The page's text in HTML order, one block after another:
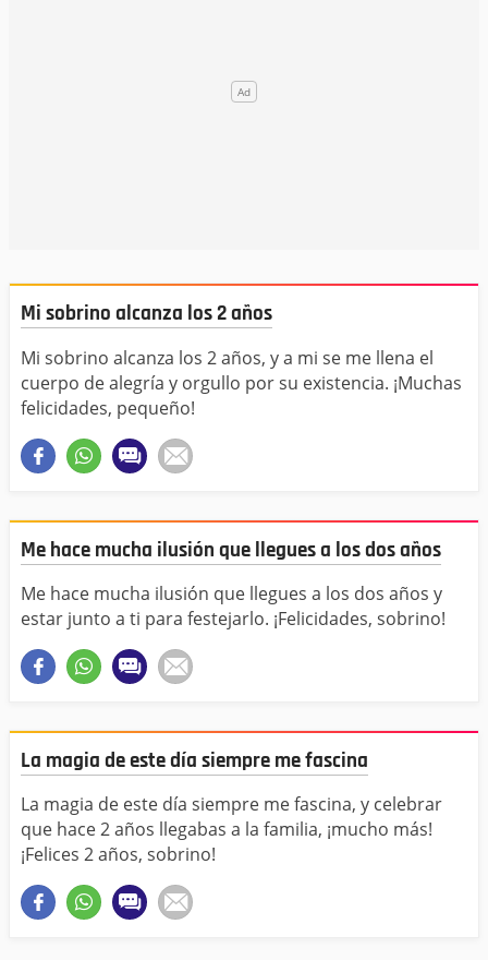
Mi sobrino alcanza los 2 años
Mi sobrino alcanza los 2 años, y a mi se me llena el
cuerpo de alegría y orgullo por su existencia. ¡Muchas
felicidades, pequeño!
Me hace mucha ilusión que llegues a los dos años
Me hace mucha ilusión que llegues a los dos años y
estar junto a ti para festejarlo. ¡Felicidades, sobrino!
La magia de este día siempre me fascina
La magia de este día siempre me fascina, y celebrar
que hace 2 años llegabas a la familia, ¡mucho más!
¡Felices 2 años, sobrino!